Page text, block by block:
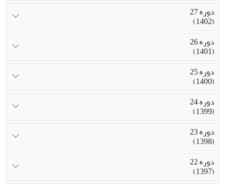
دوره 27
(1402)
دوره 26
(1401)
دوره 25
(1400)
دوره 24
(1399)
دوره 23
(1398)
دوره 22
(1397)